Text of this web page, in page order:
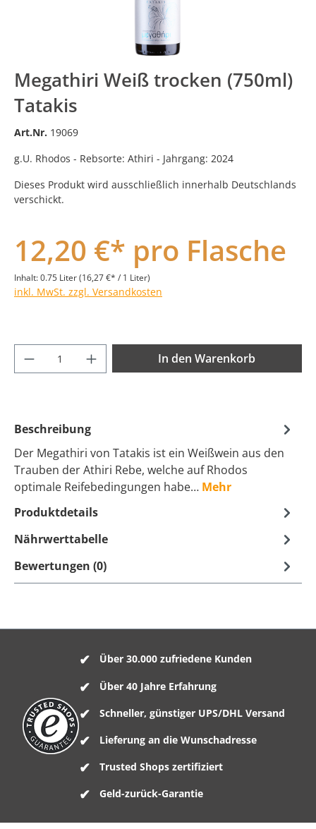
Megathiri Weiß trocken (750ml)
Tatakis
Art.Nr. 19069
g.U. Rhodos - Rebsorte: Athiri - Jahrgang: 2024
Dieses Produkt wird ausschließlich innerhalb Deutschlands
verschickt.
12,20 €* pro Flasche
Inhalt:0.75 Liter(16,27 €* / 1 Liter)
inkl. MwSt. zzgl. Versandkosten
Produkt Anzahl: Gib den gewünschten
In den Warenkorb
Beschreibung
Der Megathiri von Tatakis ist ein Weißwein aus den
Trauben der Athiri Rebe, welche auf Rhodos
optimale Reifebedingungen habe… Mehr
Produktdetails
Nährwerttabelle
Bewertungen (0)
Über 30.000 zufriedene Kunden
Über 40 Jahre Erfahrung
Schneller, günstiger UPS/DHL Versand
Lieferung an die Wunschadresse
Trusted Shops zertifiziert
Geld-zurück-Garantie